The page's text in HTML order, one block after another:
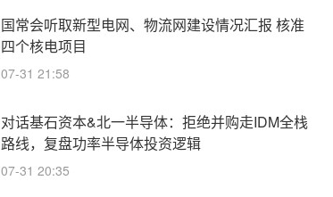
国常会听取新型电网、物流网建设情况汇报 核准
四个核电项目
07-31 21:58
对话基石资本&北一半导体：拒绝并购走IDM全栈
路线，复盘功率半导体投资逻辑
07-31 20:35